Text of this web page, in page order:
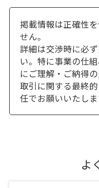
掲載情報は正確性
せん。
詳細は交渉時に必
い。特に事業の仕
にご理解・ご納得
取引に関する最終
任でお願いいたしま
よ